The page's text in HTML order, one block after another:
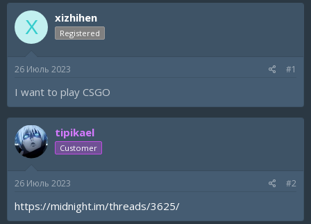
т
о
р
т
м
т
а
н
а
а
X xizhihen
Registered
26 Июль 2023 #1
I want to play CSGO
tipikael
Customer
26 Июль 2023 #2
https://midnight.im/threads/3625/